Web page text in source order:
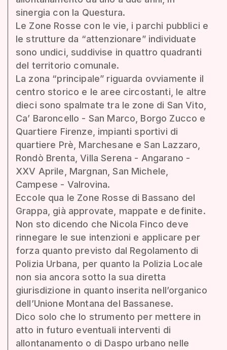
sinergia con la Questura.
Le Zone Rosse con le vie, i parchi pubblici e
le strutture da “attenzionare” individuate
sono undici, suddivise in quattro quadranti
del territorio comunale.
La zona “principale” riguarda ovviamente il
centro storico e le aree circostanti, le altre
dieci sono spalmate tra le zone di San Vito,
Ca’ Baroncello - San Marco, Borgo Zucco e
Quartiere Firenze, impianti sportivi di
quartiere Prè, Marchesane e San Lazzaro,
Rondò Brenta, Villa Serena - Angarano -
XXV Aprile, Margnan, San Michele,
Campese - Valrovina.
Eccole qua le Zone Rosse di Bassano del
Grappa, già approvate, mappate e definite.
Non sto dicendo che Nicola Finco deve
rinnegare le sue intenzioni e applicare per
forza quanto previsto dal Regolamento di
Polizia Urbana, per quanto la Polizia Locale
non sia ancora sotto la sua diretta
giurisdizione in quanto inserita nell’organico
dell’Unione Montana del Bassanese.
Dico solo che lo strumento per mettere in
atto in futuro eventuali interventi di
allontanamento o di Daspo urbano nelle